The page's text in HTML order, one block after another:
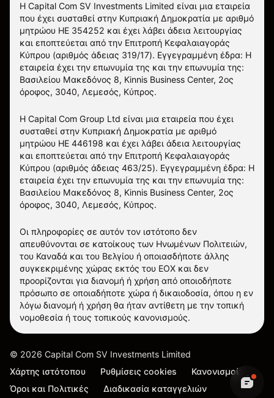
Η Capital Com SV Investments Limited είναι μια εταιρεία
που έχει συσταθεί στην Κυπριακή Δημοκρατία με αριθμό
μητρώου HE 354252 και έχει λάβει άδεια λειτουργίας
και εποπτεύεται από την Επιτροπή Κεφαλαιαγοράς
Κύπρου (αριθμός άδειας 319/17). Εγγεγραμμένη έδρα: Η
εταιρεία έχει την επωνυμία της και την επωνυμία της:
Βασιλείου Μακεδόνος 8, Kinnis Business Center, 2ος
όροφος, 3040, Λεμεσός, Κύπρος.
Η Capital Com Group Ltd είναι μια εταιρεία που έχει
συσταθεί στην Κυπριακή Δημοκρατία με αριθμό
μητρώου ΗΕ 446198 και έχει λάβει άδεια λειτουργίας
και εποπτεύεται από την Επιτροπή Κεφαλαιαγοράς
Κύπρου (αριθμός άδειας 463/25). Εγγεγραμμένη έδρα: Η
εταιρεία έχει την επωνυμία της και την επωνυμία της:
Βασιλείου Μακεδόνος 8, Kinnis Business Center, 2ος
όροφος, 3040, Λεμεσός, Κύπρος.
Οι πληροφορίες σε αυτόν τον ιστότοπο δεν
απευθύνονται σε κατοίκους των Ηνωμένων Πολιτειών,
του Καναδά και του Βελγίου ή οποιασδήποτε άλλης
συγκεκριμένης χώρας εκτός του ΕΟΧ και δεν
προορίζονται για διανομή ή χρήση από οποιοδήποτε
πρόσωπο σε οποιαδήποτε χώρα ή δικαιοδοσία, όπου η εν
λόγω διανομή ή χρήση θα ήταν αντίθετη με την τοπική
νομοθεσία ή τους τοπικούς κανονισμούς.
© 2026 Capital Com SV Investments Limited
Χάρτης ιστότοπου
Ρυθμίσεις cookies
Κανονισμοί
Όροι και Πολιτικές
Διαδικασία καταγγελιών